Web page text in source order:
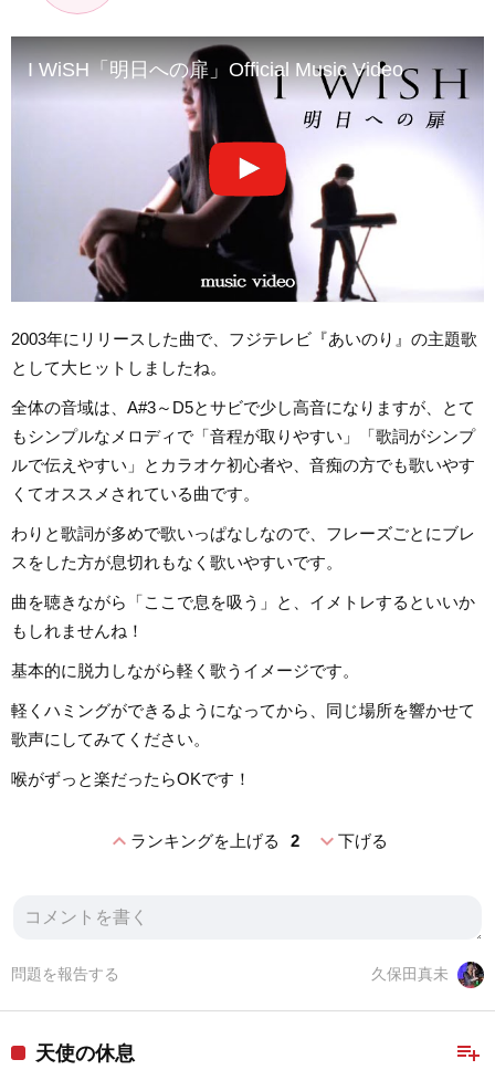
I WiSH「明日への扉」Official Music Video
2003年にリリースした曲で、フジテレビ『あいのり』の主題歌
として大ヒットしましたね。
全体の音域は、A#3～D5とサビで少し高音になりますが、とて
もシンプルなメロディで「音程が取りやすい」「歌詞がシンプ
ルで伝えやすい」とカラオケ初心者や、音痴の方でも歌いやす
くてオススメされている曲です。
わりと歌詞が多めで歌いっぱなしなので、フレーズごとにブレ
スをした方が息切れもなく歌いやすいです。
曲を聴きながら「ここで息を吸う」と、イメトレするといいか
もしれませんね！
基本的に脱力しながら軽く歌うイメージです。
軽くハミングができるようになってから、同じ場所を響かせて
歌声にしてみてください。
喉がずっと楽だったらOKです！
expand_lessランキングを上げる 2 expand_more下げる
久保田真未
問題を報告する
playlist_add
天使の休息